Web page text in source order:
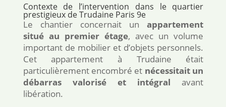
Contexte de l’intervention dans le quartier
prestigieux de Trudaine Paris 9e
Le chantier concernait unappartement
situé au premier étage, avec un volume
important de mobilier et d’objets personnels.
Cet appartement à Trudaine était
particulièrement encombré et nécessitait un
débarras valorisé et intégral avant
libération.